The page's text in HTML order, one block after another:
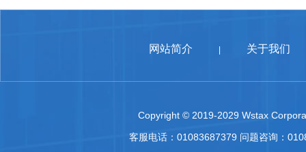
网站简介 关于我们
Copyright © 2019-2029 Wstax
客服电话：01083687379 问题咨询：